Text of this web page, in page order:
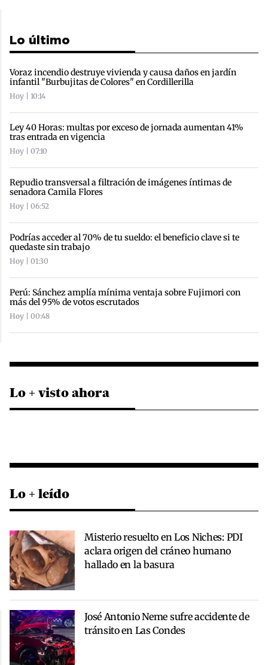
Lo último
Voraz incendio destruye vivienda y causa daños en jardín
infantil "Burbujitas de Colores" en Cordillerilla
Hoy | 10:14
Ley 40 Horas: multas por exceso de jornada aumentan 41%
tras entrada en vigencia
Hoy | 07:10
Repudio transversal a filtración de imágenes íntimas de
senadora Camila Flores
Hoy | 06:52
Podrías acceder al 70% de tu sueldo: el beneficio clave si te
quedaste sin trabajo
Hoy | 01:30
Perú: Sánchez amplía mínima ventaja sobre Fujimori con
más del 95% de votos escrutados
Hoy | 00:48
Lo + visto ahora
Lo + leído
Misterio resuelto en Los Niches: PDI
aclara origen del cráneo humano
hallado en la basura
José Antonio Neme sufre accidente de
tránsito en Las Condes